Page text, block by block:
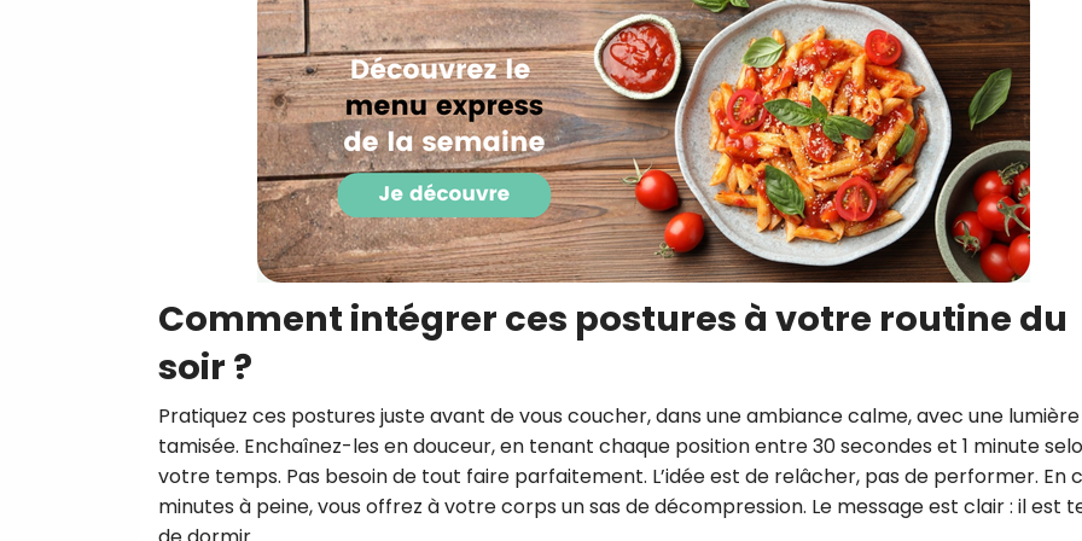
Comment intégrer ces postures à votre routine du
soir ?
Pratiquez ces postures juste avant de vous coucher, dans une ambiance calme, avec une lumière
tamisée. Enchaînez-les en douceur, en tenant chaque position entre 30 secondes et 1 minute
votre temps. Pas besoin de tout faire parfaitement. L’idée est de relâcher, pas de performer. En
minutes à peine, vous offrez à votre corps un sas de décompression. Le message est clair : il est